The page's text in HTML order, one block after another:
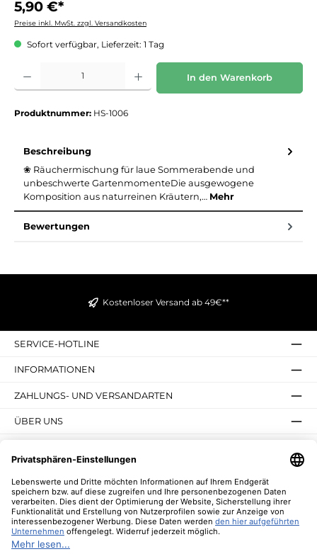
5,90 €*
Preise inkl. MwSt. zzgl. Versandkosten
Sofort verfügbar, Lieferzeit: 1 Tag
Produkt Anzahl: Gib den gewünschten Wert ein oder benutze die Schaltflächen um
In den Warenkorb
Produktnummer: HS-1006
Beschreibung
❀ Räuchermischung für laue Sommerabende und
unbeschwerte GartenmomenteDie ausgewogene
Komposition aus naturreinen Kräutern,… Mehr
Bewertungen
Kostenloser Versand ab 49€**
SERVICE-HOTLINE
INFORMATIONEN
ZAHLUNGS- UND VERSANDARTEN
ÜBER UNS
NEWSLETTER
* Alle Preise inkl. gesetzl. Mehrwertsteuer zzgl.
Nachnahmegebühren, wenn nicht anders angegeben.